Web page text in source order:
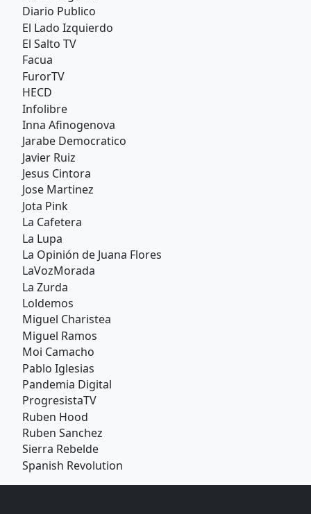
Diario Publico
El Lado Izquierdo
El Salto TV
Facua
FurorTV
HECD
Infolibre
Inna Afinogenova
Jarabe Democratico
Javier Ruiz
Jesus Cintora
Jose Martinez
Jota Pink
La Cafetera
La Lupa
La Opinión de Juana Flores
LaVozMorada
La Zurda
Loldemos
Miguel Charistea
Miguel Ramos
Moi Camacho
Pablo Iglesias
Pandemia Digital
ProgresistaTV
Ruben Hood
Ruben Sanchez
Sierra Rebelde
Spanish Revolution